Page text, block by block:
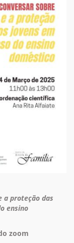
a proteção das
ensino
zoom